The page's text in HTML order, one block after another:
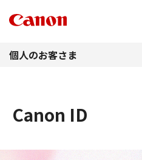
個人のお客さま
Canon ID